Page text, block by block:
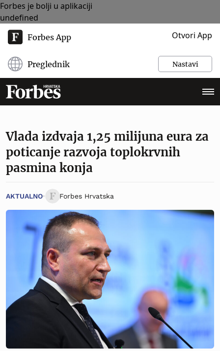
Forbes je bolji u aplikaciji
undefined
Forbes App Otvori App
Preglednik Nastavi
Vlada izdvaja 1,25 milijuna eura za
poticanje razvoja toplokrvnih
pasmina konja
AKTUALNO Forbes Hrvatska